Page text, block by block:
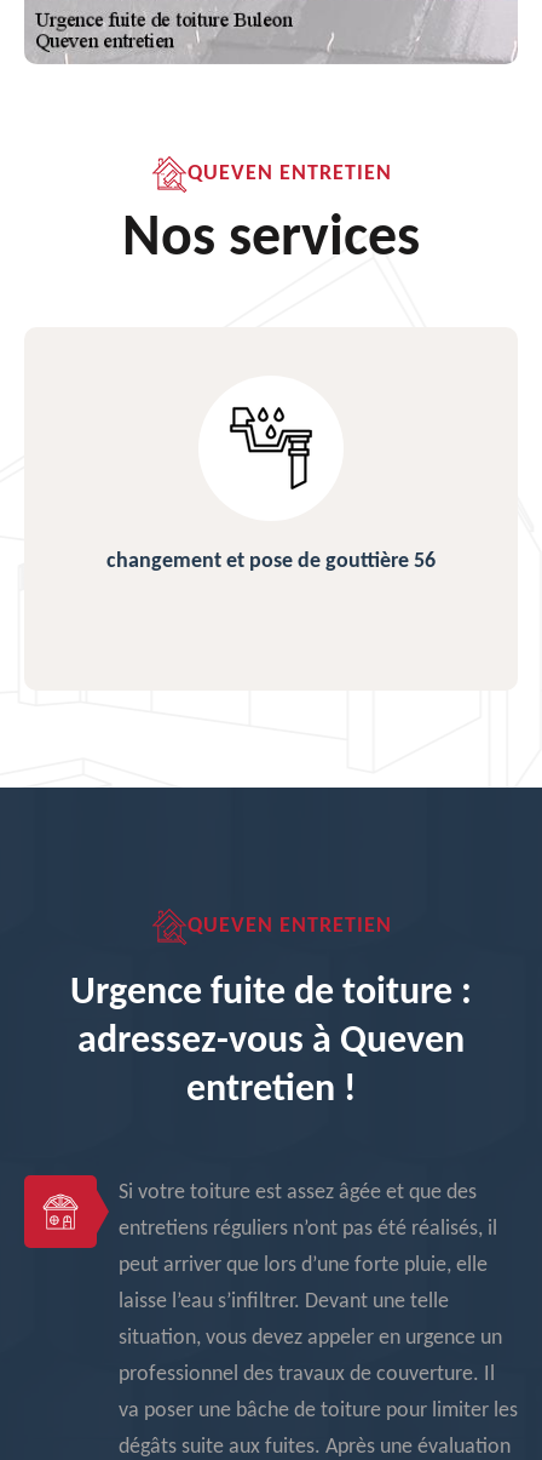
QUEVEN ENTRETIEN
Nos services
changement et pose de gouttière 56
QUEVEN ENTRETIEN
Urgence fuite de toiture :
adressez-vous à Queven
entretien !
Si votre toiture est assez âgée et que des
entretiens réguliers n’ont pas été réalisés, il
peut arriver que lors d’une forte pluie, elle
laisse l’eau s’infiltrer. Devant une telle
situation, vous devez appeler en urgence un
professionnel des travaux de couverture. Il
va poser une bâche de toiture pour limiter les
dégâts suite aux fuites. Après une évaluation